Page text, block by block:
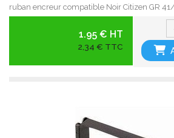
ruban encreur compatible Noir Citizen GR
1.95 € HT
2,34 € TTC